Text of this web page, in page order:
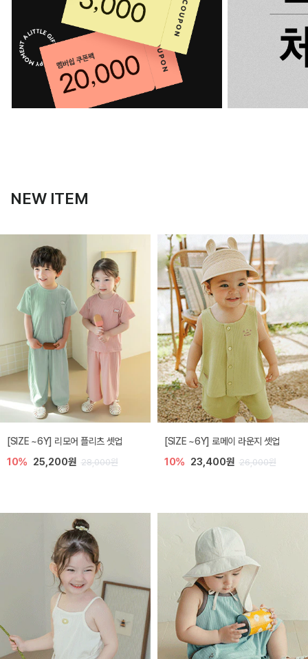
NEW ITEM
[SIZE ~6Y] 리모어 플리츠 셋업
10% 25,200원 28,000원
[SIZE ~6Y] 로메이 라운지 셋업
10% 23,400원 26,000원